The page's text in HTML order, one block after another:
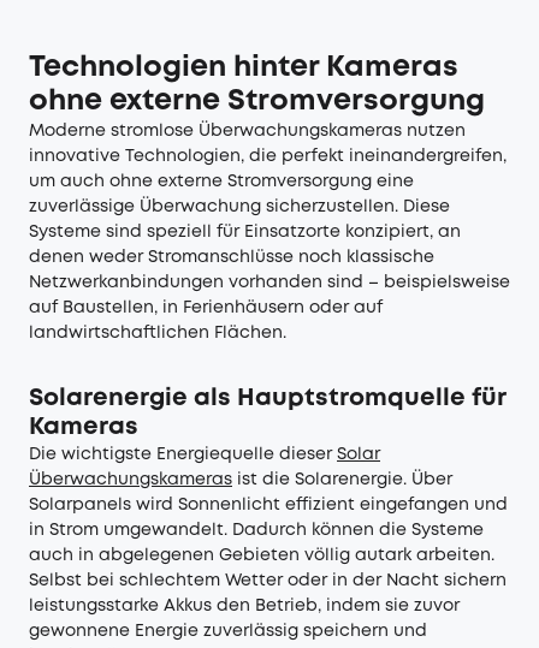
Technologien hinter Kameras
ohne externe Stromversorgung
Moderne stromlose Überwachungskameras nutzen
innovative Technologien, die perfekt ineinandergreifen,
um auch ohne externe Stromversorgung eine
zuverlässige Überwachung sicherzustellen. Diese
Systeme sind speziell für Einsatzorte konzipiert, an
denen weder Stromanschlüsse noch klassische
Netzwerkanbindungen vorhanden sind – beispielsweise
auf Baustellen, in Ferienhäusern oder auf
landwirtschaftlichen Flächen.
Solarenergie als Hauptstromquelle für
Kameras
Die wichtigste Energiequelle dieser Solar
Überwachungskameras ist die Solarenergie. Über
Solarpanels wird Sonnenlicht effizient eingefangen und
in Strom umgewandelt. Dadurch können die Systeme
auch in abgelegenen Gebieten völlig autark arbeiten.
Selbst bei schlechtem Wetter oder in der Nacht sichern
leistungsstarke Akkus den Betrieb, indem sie zuvor
gewonnene Energie zuverlässig speichern und